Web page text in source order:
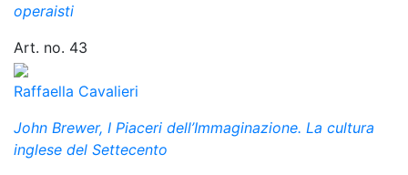
operaisti
Art. no. 43
Raffaella Cavalieri
John Brewer, I Piaceri dell’Immaginazione. La cultura
inglese del Settecento